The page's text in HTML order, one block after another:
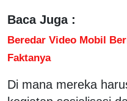
Baca Juga :
Beredar Video Mobil
Faktanya
Di mana mereka